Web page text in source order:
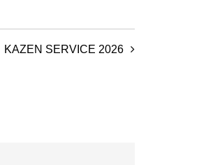
KAZEN SERVICE 2026